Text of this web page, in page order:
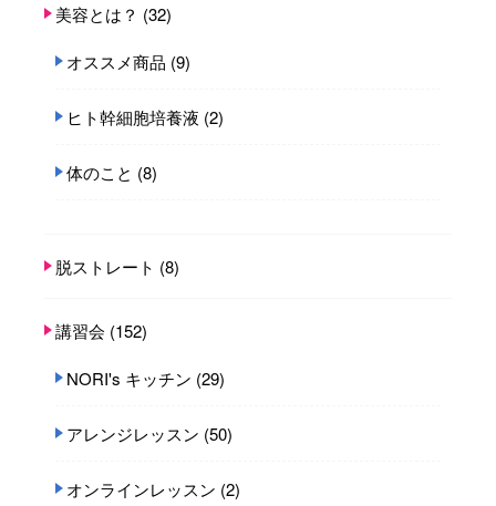
美容とは？ (32)
オススメ商品 (9)
ヒト幹細胞培養液 (2)
体のこと (8)
脱ストレート (8)
講習会 (152)
NORI's キッチン (29)
アレンジレッスン (50)
オンラインレッスン (2)